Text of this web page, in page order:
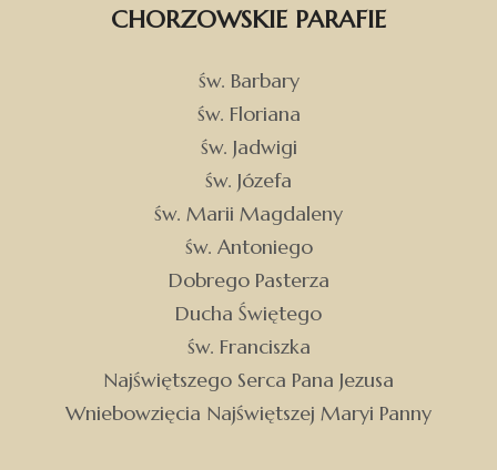
CHORZOWSKIE PARAFIE
św. Barbary
św. Floriana
św. Jadwigi
św. Józefa
św. Marii Magdaleny
św. Antoniego
Dobrego Pasterza
Ducha Świętego
św. Franciszka
Najświętszego Serca Pana Jezusa
Wniebowzięcia Najświętszej Maryi Panny